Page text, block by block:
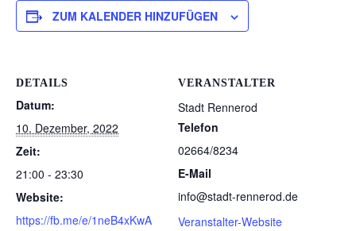
ZUM KALENDER HINZUFÜGEN
DETAILS
Datum:
10. Dezember, 2022
Zeit:
21:00 - 23:30
Website:
https://fb.me/e/1neB4xKwA
VERANSTALTER
Stadt Rennerod
Telefon
02664/8234
E-Mail
info@stadt-rennerod.de
Veranstalter-Website